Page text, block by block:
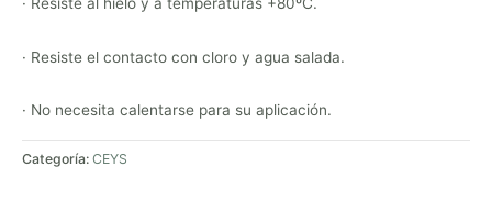
· Resiste el contacto con cloro y agua salada.
· No necesita calentarse para su aplicación.
Categoría: CEYS